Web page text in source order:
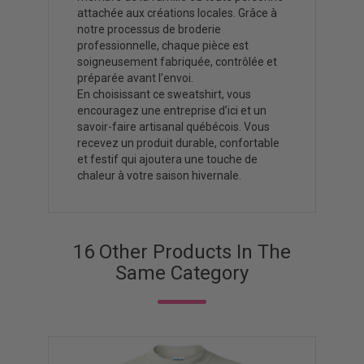
attachée aux créations locales. Grâce à
notre processus de broderie
professionnelle, chaque pièce est
soigneusement fabriquée, contrôlée et
préparée avant l’envoi.
En choisissant ce sweatshirt, vous
encouragez une entreprise d’ici et un
savoir-faire artisanal québécois. Vous
recevez un produit durable, confortable
et festif qui ajoutera une touche de
chaleur à votre saison hivernale.
16 Other Products In The
Same Category